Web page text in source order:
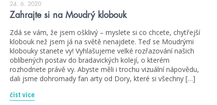
24. 6. 2020
Zahrajte si na Moudrý klobouk
Zdá se vám, že jsem ošklivý – myslete si co chcete, chytřejší
klobouk než jsem já na světě nenajdete. Teď se Moudrými
klobouky stanete vy! Vyhlašujeme velké rozřazování našich
oblíbených postav do bradavických kolejí, o kterém
rozhodnete právě vy. Abyste měli i trochu vizuální nápovědu,
dali jsme dohromady fan arty od Dory, které si všechny […]
číst více